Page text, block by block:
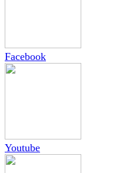
Facebook
Youtube